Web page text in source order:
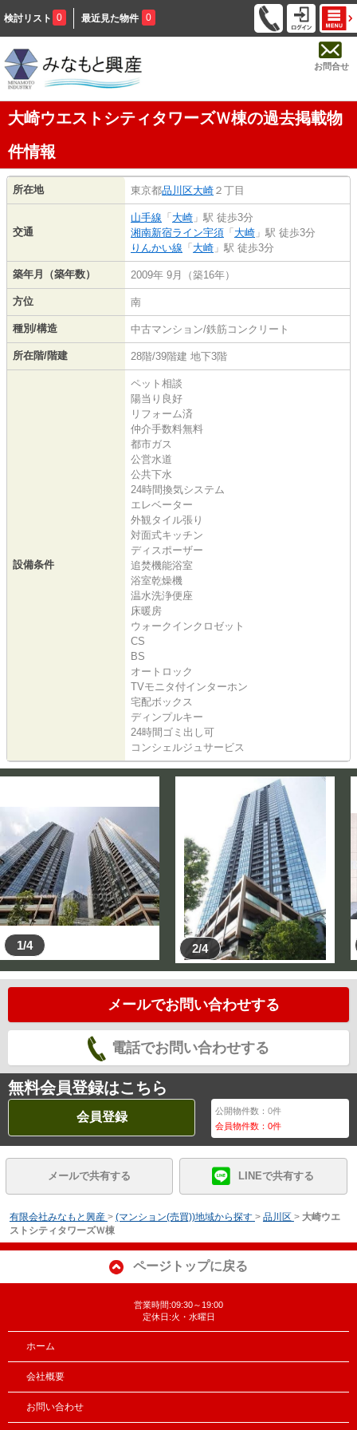
検討リスト 0 最近見た物件 0
お問合せ
大崎ウエストシティタワーズＷ棟の過去掲載物
件情報
所在地 東京都品川区大崎 ２丁目
交通
山手線 「大崎 」駅 徒歩3分
湘南新宿ライン宇須 「大崎 」駅 徒歩3分
りんかい線 「大崎 」駅 徒歩3分
築年月（築年数） 2009年 9月（築16年）
方位 南
種別/構造 中古マンション/鉄筋コンクリート
所在階/階建 28階/39階建 地下3階
設備条件
ペット相談
陽当り良好
リフォーム済
仲介手数料無料
都市ガス
公営水道
公共下水
24時間換気システム
エレベーター
外観タイル張り
対面式キッチン
ディスポーザー
追焚機能浴室
浴室乾燥機
温水洗浄便座
床暖房
ウォークインクロゼット
CS
BS
オートロック
TVモニタ付インターホン
宅配ボックス
ディンプルキー
24時間ゴミ出し可
コンシェルジュサービス
1/4 2/4
メールでお問い合わせする
電話でお問い合わせする
無料会員登録はこちら
会員登録 公開物件数：0件
会員物件数：0件
メールで共有する LINEで共有する
有限会社みなもと興産 > (マンション(売買))地域から探す > 品川区 > 大崎ウエ
ストシティタワーズＷ棟
ページトップに戻る
営業時間:09:30～19:00
定休日:火・水曜日
ホーム
会社概要
お問い合わせ